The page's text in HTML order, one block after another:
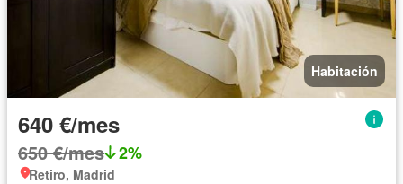
Habitación
640 €/mes
650 €/mes 2%
Retiro, Madrid